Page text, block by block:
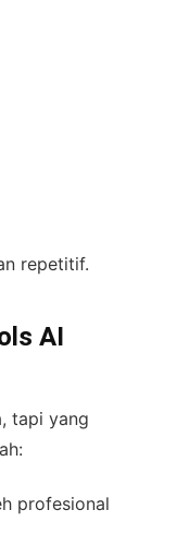
repetitif.
AI
tapi yang
profesional